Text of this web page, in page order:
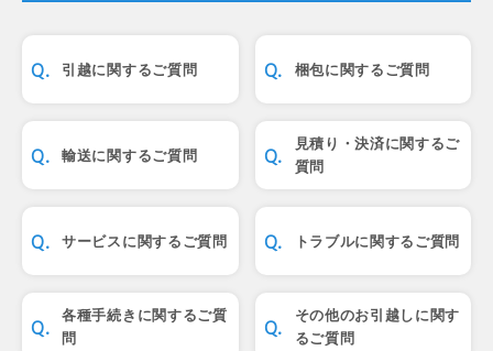
引越に関するご質問 梱包に関するご質問
輸送に関するご質問
見積り・決済に関するご
質問
サービスに関するご質問 トラブルに関するご質問
各種手続きに関するご質
問
その他のお引越しに関す
るご質問